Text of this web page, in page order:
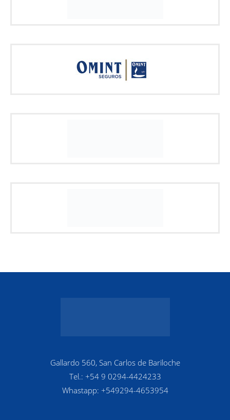
Gallardo 560, San Carlos de Bariloche
Tel.: +54 9 0294-4424233
Whastapp: +549294-4653954